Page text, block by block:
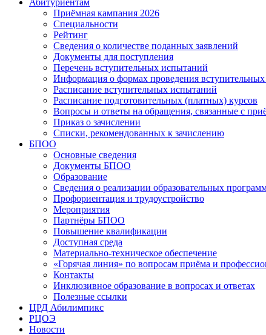
Абитуриентам
Приёмная кампания 2026
Специальности
Рейтинг
Сведения о количестве поданных заявлений
Документы для поступления
Перечень вступительных испытаний
Информация о формах проведения
Расписание вступительных испытаний
Расписание подготовительных (платных) курсов
Вопросы и ответы на обращения, связанные с
Приказ о зачислении
Списки, рекомендованных к зачислению
БПОО
Основные сведения
Документы БПОО
Образование
Сведения о реализации образовательных
Профориентация и трудоустройство
Мероприятия
Партнёры БПОО
Повышение квалификации
Доступная среда
Материально-техническое обеспечение
«Горячая линия» по вопросам приёма и
Контакты
Инклюзивное образование в вопросах и ответах
Полезные ссылки
ЦРД Абилимпикс
РЦОЭ
Новости